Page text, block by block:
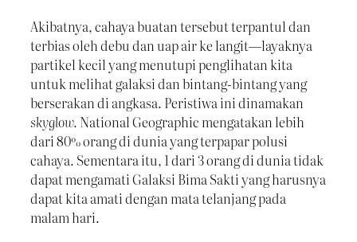
Akibatnya, cahaya buatan tersebut terpantul dan
terbias oleh debu dan uap air ke langit—layaknya
partikel kecil yang menutupi penglihatan kita
untuk melihat galaksi dan bintang-bintang yang
berserakan di angkasa. Peristiwa ini dinamakan
skyglow. National Geographic mengatakan lebih
dari 80% orang di dunia yang terpapar polusi
cahaya. Sementara itu, 1 dari 3 orang di dunia tidak
dapat mengamati Galaksi Bima Sakti yang harusnya
dapat kita amati dengan mata telanjang pada
malam hari.